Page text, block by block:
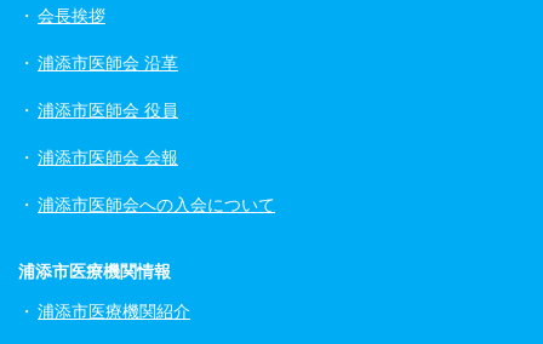
会長挨拶
浦添市医師会 沿革
浦添市医師会 役員
浦添市医師会 会報
浦添市医師会への入会について
浦添市医療機関情報
浦添市医療機関紹介